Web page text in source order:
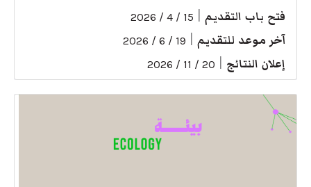
فتح باب التقديم 15 / 4 / 2026
آخر موعد للتقديم 19 / 6 / 2026
إعلان النتائج 20 / 11 / 2026